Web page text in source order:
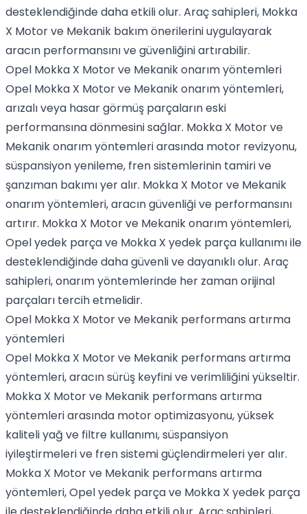
desteklendiğinde daha etkili olur. Araç sahipleri, Mokka
X Motor ve Mekanik bakım önerilerini uygulayarak
aracın performansını ve güvenliğini artırabilir.
Opel Mokka X Motor ve Mekanik onarım yöntemleri
Opel Mokka X Motor ve Mekanik onarım yöntemleri,
arızalı veya hasar görmüş parçaların eski
performansına dönmesini sağlar. Mokka X Motor ve
Mekanik onarım yöntemleri arasında motor revizyonu,
süspansiyon yenileme, fren sistemlerinin tamiri ve
şanzıman bakımı yer alır. Mokka X Motor ve Mekanik
onarım yöntemleri, aracın güvenliği ve performansını
artırır. Mokka X Motor ve Mekanik onarım yöntemleri,
Opel yedek parça ve Mokka X yedek parça kullanımı ile
desteklendiğinde daha güvenli ve dayanıklı olur. Araç
sahipleri, onarım yöntemlerinde her zaman orijinal
parçaları tercih etmelidir.
Opel Mokka X Motor ve Mekanik performans artırma
yöntemleri
Opel Mokka X Motor ve Mekanik performans artırma
yöntemleri, aracın sürüş keyfini ve verimliliğini yükseltir.
Mokka X Motor ve Mekanik performans artırma
yöntemleri arasında motor optimizasyonu, yüksek
kaliteli yağ ve filtre kullanımı, süspansiyon
iyileştirmeleri ve fren sistemi güçlendirmeleri yer alır.
Mokka X Motor ve Mekanik performans artırma
yöntemleri, Opel yedek parça ve Mokka X yedek parça